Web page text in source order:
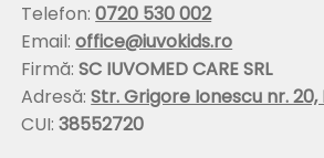
Telefon:0720 530 002
Email:office@iuvokids.ro
Firmă:SC IUVOMED CARE SRL
Adresă:Str. Grigore Ionescu nr.
CUI:38552720